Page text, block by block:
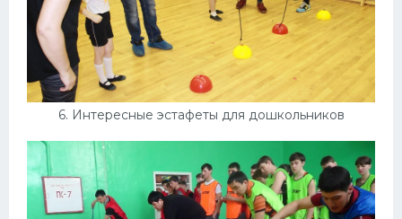
6. Интересные эстафеты для дошкольников